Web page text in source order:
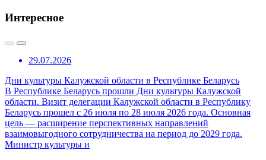
Интересное
29.07.2026
Дни культуры Калужской области в Республике Беларусь
В Республике Беларусь прошли Дни культуры Калужской
области. Визит делегации Калужской области в Республику
Беларусь прошел с 26 июля по 28 июля 2026 года. Основная
цель — расширение перспективных направлений
взаимовыгодного сотрудничества на период до 2029 года.
Министр культуры и